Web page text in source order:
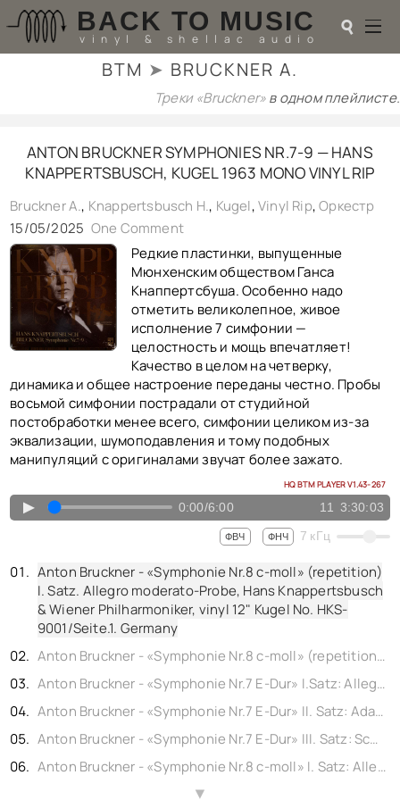
BACK TO MUSIC
vinyl & shellac audio ☌
РАДИОТЕХНИКА
UPGRADES
АКУСТИКА
ТЕОРИЯ
МУЗЫКА
HI-FI PLAYERS
TESTS
ПЕРСОНАЛИИ
LOL
О САЙТЕ
КОНТАКТЫ
BACK TO PHOTO
BTM ➤ BRUCKNER A.
Треки «Bruckner»в одном плейлисте.
ANTON BRUCKNER SYMPHONIES NR.7-9 — HANS
KNAPPERTSBUSCH, KUGEL 1963 MONO VINYL RIP
Bruckner A., Knappertsbusch H., Kugel,Vinyl Rip,Оркестр
15/05/2025 One Comment
Редкие пластинки, выпущенные
Мюнхенским обществом Ганса
Кнаппертсбуша. Особенно надо
отметить великолепное, живое
исполнение 7 симфонии —
целостность и мощь впечатляет!
Качество в целом на четверку,
динамика и общее настроение переданы честно. Пробы
восьмой симфонии пострадали от студийной
постобработки менее всего, симфонии целиком из-за
эквализации, шумоподавления и тому подобных
манипуляций с оригиналами звучат более зажато.
HQ BTM PLAYER V1.43-267
▲ 0:00/6:00 11 3:30:03
ФВЧ ФНЧ 7 кГц
Anton Bruckner - «Symphonie Nr.8 c-moll» (repetition)
I. Satz. Allegro moderato-Probe, Hans Knappertsbusch
& Wiener Philharmoniker, vinyl 12" Kugel No. HKS-
9001/Seite.1. Germany
Anton Bruckner - «Symphonie Nr.8 c-moll» (repetition) II. Satz: Scherzo. Allegro moderato-Probe, Hans Knappertsbusch & Wiener Philharmoniker, vinyl 12" Kugel No. HKS-9001/Seite.2. Germany
Anton Bruckner - «Symphonie Nr.7 E-Dur» I.Satz: Allegro moderato, Hans Knappertsbusch & Kölner Rundfunk-Symphonie-Orchester, vinyl 12" Kugel No. HK5001/Seite. 1. Germany 1963
Anton Bruckner - «Symphonie Nr.7 E-Dur» II. Satz: Adagio. Sehr feierlich und sehr langsam, Hans Knappertsbusch & Kölner Rundfunk-Symphonie-Orchester, vinyl 12" Kugel No. HK5001/Seite. 2. Germany 1963
Anton Bruckner - «Symphonie Nr.7 E-Dur» III. Satz: Scherzo. Sehr schnell IV. Satz: Finale. Bewegt. doch nicht schnell, Hans Knappertsbusch & Kölner Rundfunk-Symphonie-Orchester, vinyl 12" Kugel No. HK5002/Seite. 3. Germany 1963
Anton Bruckner - «Symphonie Nr.8 c-moll» I. Satz: Allegro moderato II. Satz: Scherzo. Allegro Moderato , Hans Knappertsbusch & Münchner Philharmoniker, vinyl 12" Kugel No. HK5002/Seite.4. Germany (rec. Herkules-Saal der Münchner Residenzl) 1963
▲